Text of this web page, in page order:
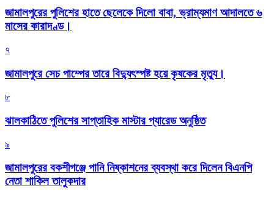
জামালপুরের পুলিশের হাতে ছেলেকে দিলো বাবা, ভ্রাম্যমাণ আদালতে ৬
মাসের কারাদণ্ড।
৭
জামালপুরে সেচ পাম্পের তারে বিদ্যুৎস্পষ্ট হয়ে কৃষকের মৃত্যু।
৮
‎ঝালকাঠিতে পুলিশের সাপ্তাহিক মাস্টার প্যারেড অনুষ্ঠিত
৯
জামালপুরের বকশীগঞ্জে পানি নিষ্কাশনের ব্যবস্থা করে দিলেন বিএনপি
নেতা শাকিল তালুকদার